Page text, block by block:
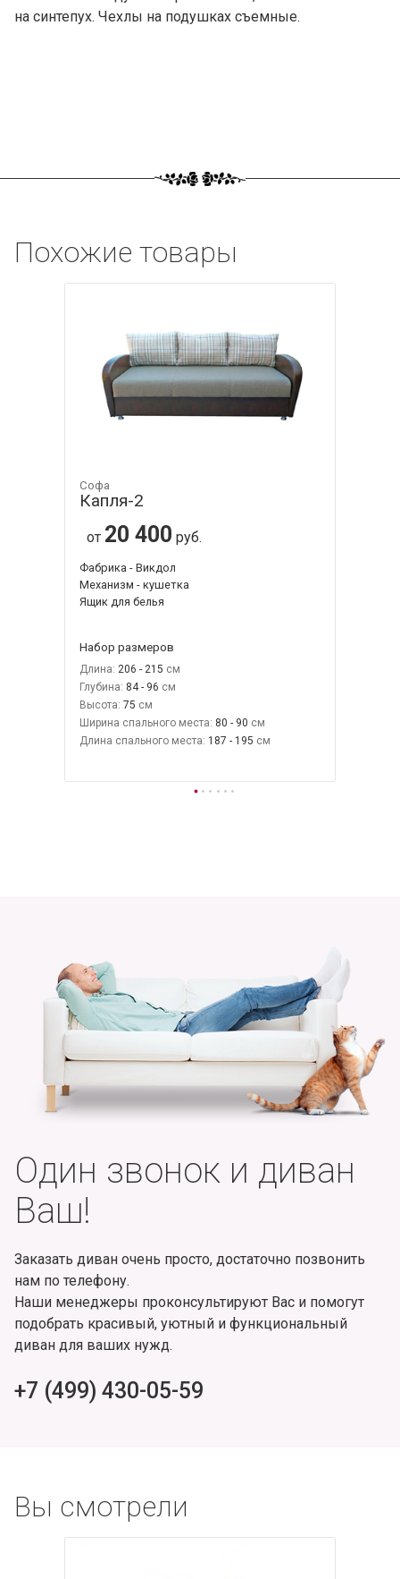
на синтепух. Чехлы на подушках съемные.
Похожие товары
Софа
Капля-2
от 20 400 руб.
Фабрика - Викдол
Механизм - кушетка
Ящик для белья
Набор размеров
Длина: 206 - 215
Глубина: 84 - 96
Высота: 75
Ширина спального места: 80 - 90
Длина спального места: 187 - 195
Один звонок и диван
Ваш!
Заказать диван очень просто, достаточно позвонить
нам по телефону.
Наши менеджеры проконсультируют Вас и помогут
подобрать красивый, уютный и функциональный
диван для ваших нужд.
+7 (499) 430-05-59
Вы смотрели